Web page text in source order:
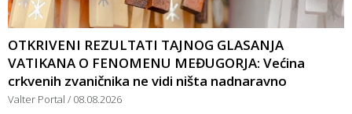
OTKRIVENI REZULTATI TAJNOG GLASANJA
VATIKANA O FENOMENU MEĐUGORJA: Većina
crkvenih zvaničnika ne vidi ništa nadnaravno
Valter Portal 08.08.2026